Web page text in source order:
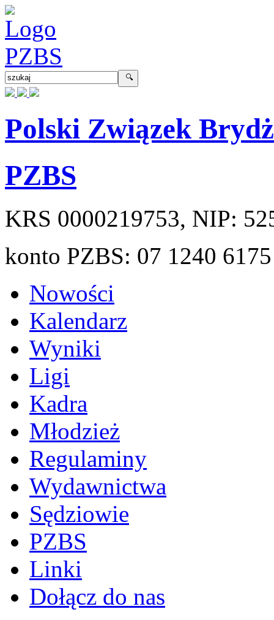
Polski Związek
PZBS
KRS 0000219753, NIP:
konto PZBS: 07 1240
Nowości
Kalendarz
Wyniki
Ligi
Kadra
Młodzież
Regulaminy
Wydawnictwa
Sędziowie
PZBS
Linki
Dołącz do nas